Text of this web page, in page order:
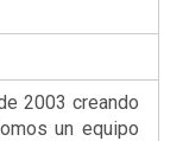
2003 creando
un equipo